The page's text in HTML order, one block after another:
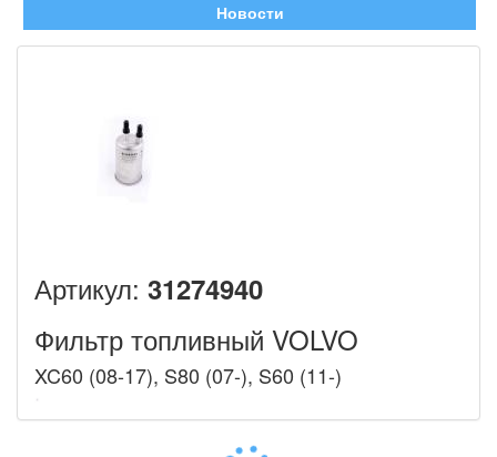
Новости
Артикул: 31274940
Фильтр топливный VOLVO
XC60 (08-17), S80 (07-), S60 (11-)